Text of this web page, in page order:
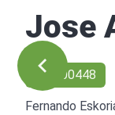
Jose
Ref: 00448
Fernando